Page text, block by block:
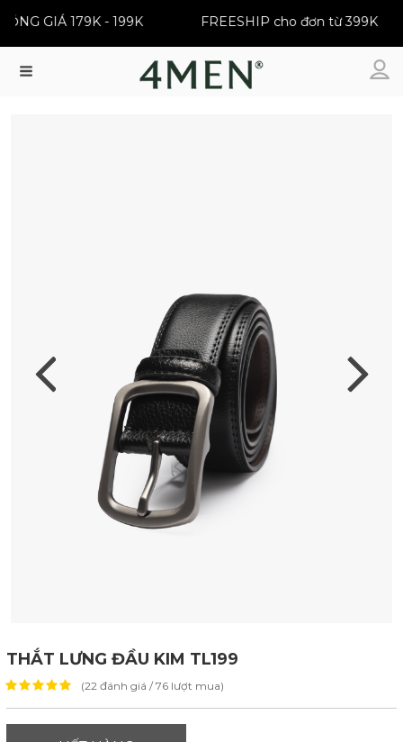
ĐỒNG GIÁ 179K - 199K FREESHIP cho đơn từ 399K
THẮT LƯNG ĐẦU KIM TL199
(22 đánh giá / 76 lượt mua)